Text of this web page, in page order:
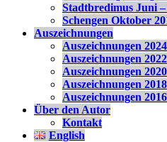
Stadtbredimus Juni
Schengen Oktober
Auszeichnungen
Auszeichnungen
Auszeichnungen
Auszeichnungen
Auszeichnungen
Auszeichnungen
Über den Autor
Kontakt
English